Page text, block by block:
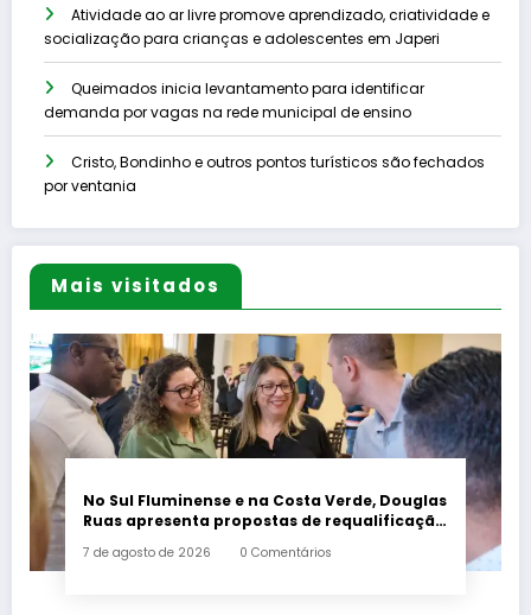
Atividade ao ar livre promove aprendizado, criatividade e
socialização para crianças e adolescentes em Japeri
Queimados inicia levantamento para identificar
demanda por vagas na rede municipal de ensino
Cristo, Bondinho e outros pontos turísticos são fechados
por ventania
Mais visitados
No Sul Fluminense e na Costa Verde, Douglas
Ruas apresenta propostas de requalificação
7 de agosto de 2026 0 Comentários